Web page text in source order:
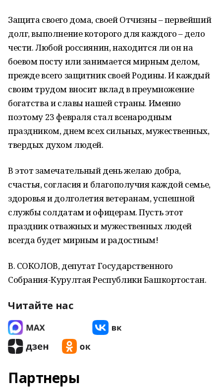
Защита своего дома, своей Отчизны – первейший
долг, выполнение которого для каждого – дело
чести. Любой россиянин, находится ли он на
боевом посту или занимается мирным делом,
прежде всего защитник своей Родины. И каждый
своим трудом вносит вклад в преумножение
богатства и славы нашей страны. Именно
поэтому 23 февраля стал всенародным
праздником, днем всех сильных, мужественных,
твердых духом людей.
В этот замечательный день желаю добра,
счастья, согласия и благополучия каждой семье,
здоровья и долголетия ветеранам, успешной
службы солдатам и офицерам. Пусть этот
праздник отважных и мужественных людей
всегда будет мирным и радостным!
В. СОКОЛОВ, депутат Государственного
Собрания-Курултая Республики Башкортостан.
Читайте нас
Партнеры